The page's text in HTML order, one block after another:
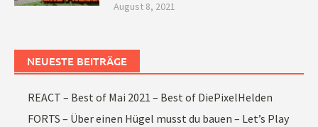
August 8, 2021
NEUESTE BEITRÄGE
REACT – Best of Mai 2021 – Best of DiePixelHelden
FORTS – Über einen Hügel musst du bauen – Let’s Play